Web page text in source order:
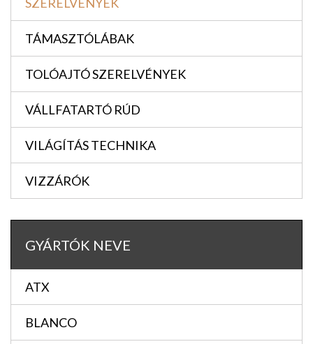
SZERELVÉNYEK
TÁMASZTÓLÁBAK
TOLÓAJTÓ SZERELVÉNYEK
VÁLLFATARTÓ RÚD
VILÁGÍTÁS TECHNIKA
VIZZÁRÓK
GYÁRTÓK NEVE
ATX
BLANCO